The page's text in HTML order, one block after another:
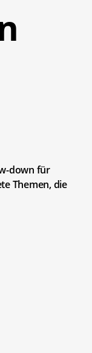
down für
Themen, die